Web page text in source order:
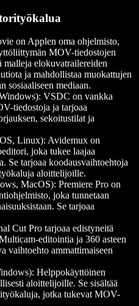
on Applen oma ohjelmisto,
MOV-tiedostojen
malleja elokuvatrailereiden
ja mahdollistaa muokattujen
sosiaaliseen mediaan.
: VSDC on vankka
tiedostoja ja tarjoaa
sekoitustilat ja
Linux): Avidemux on
joka tukee laajaa
Se tarjoaa koodausvaihtoehtoja
aloittelijoille.
MacOS): Premiere Pro on
joka tunnetaan
Se tarjoaa
Cut Pro tarjoaa edistyneitä
editointia ja 360 asteen
vaihtoehto ammattimaiseen
: Helppokäyttöinen
aloittelijoille. Se sisältää
jotka tukevat MOV-